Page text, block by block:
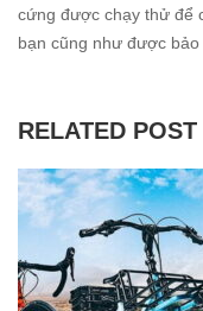
cứng được chạy thử để
bạn cũng như được bảo
RELATED POST